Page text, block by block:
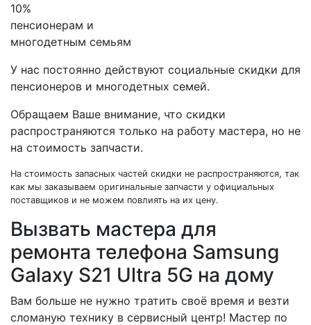
10%
пенсионерам и
многодетным семьям
У нас постоянно действуют социальные скидки для
пенсионеров и многодетных семей.
Обращаем Ваше внимание, что скидки
распространяются только на работу мастера, но не
на стоимость запчасти.
На стоимость запасных частей скидки не распространяются, так
как мы заказываем оригинальные запчасти у официальных
поставщиков и не можем повлиять на их цену.
Вызвать мастера для
ремонта телефона Samsung
Galaxy S21 Ultra 5G на дому
Вам больше не нужно тратить своё время и везти
сломаную технику в сервисный центр! Мастер по